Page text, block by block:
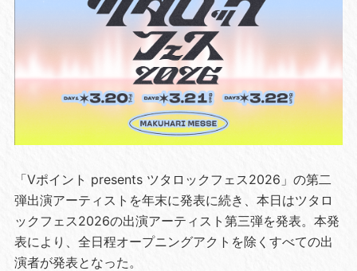
「Vポイント presents ツタロックフェス2026」の第二
弾出演アーティストを年末に発表に続き、本日はツタロ
ックフェス2026の出演アーティスト第三弾を発表。本発
表により、全日程オープニングアクトを除くすべての出
演者が発表となった。